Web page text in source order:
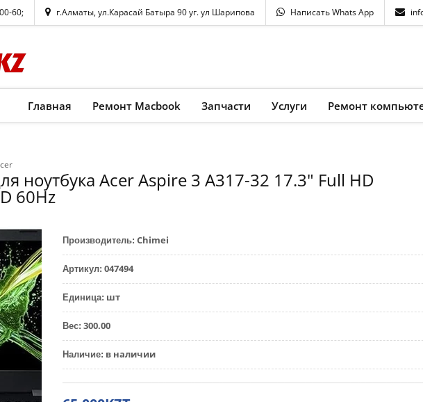
60; г.Алматы, ул.Карасай Батыра 90 уг. ул Шарипова Написать Whats App
Главная Ремонт Macbook Запчасти Услуги Ремонт
ноутбука Acer Aspire 3 A317-32 17.3" Full HD
60Hz
Производитель: Chimei
Артикул: 047494
Единица: шт
Вес: 300.00
Наличие: в наличии